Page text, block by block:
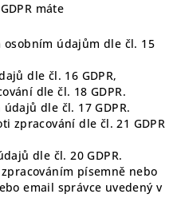
máte
údajům dle čl. 15
dle čl. 16 GDPR,
dle čl. 18 GDPR.
dle čl. 17 GDPR.
zpracování dle čl. 21 GDPR
dle čl. 20 GDPR.
písemně nebo
email správce uvedený v